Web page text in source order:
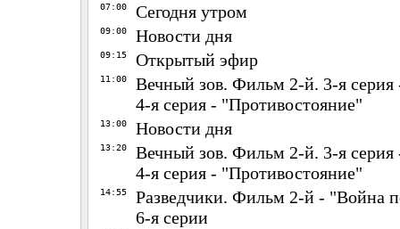
07:00 Сегодня утром
09:00 Новости дня
09:15 Открытый эфир
11:00
Вечный зов. Фильм 2-й. 3-я
4-я серия - "Противостояние"
13:00 Новости дня
13:20
Вечный зов. Фильм 2-й. 3-я
4-я серия - "Противостояние"
14:55
Разведчики. Фильм 2-й - "Война
6-я серии